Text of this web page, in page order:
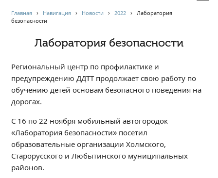
НАВИГАЦИЯ
Главная
АБИТУРИЕНТУ
Опрос по качеству образования
Новости
Информация
Независимая оценка качества
Профориентация
Обращения онлайн
Главная › Навигация › Новости ›2022 ›Лаборатория
безопасности
Лаборатория безопасности
Региональный центр по профилактике и
предупреждению ДДТТ продолжает свою работу по
обучению детей основам безопасного поведения на
дорогах.
С 16 по 22 ноября мобильный автогородок
«Лаборатория безопасности» посетил
образовательные организации Холмского,
Старорусского и Любытинского муниципальных
районов.